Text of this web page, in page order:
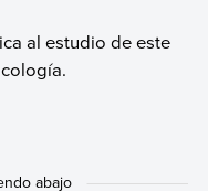
al estudio de este